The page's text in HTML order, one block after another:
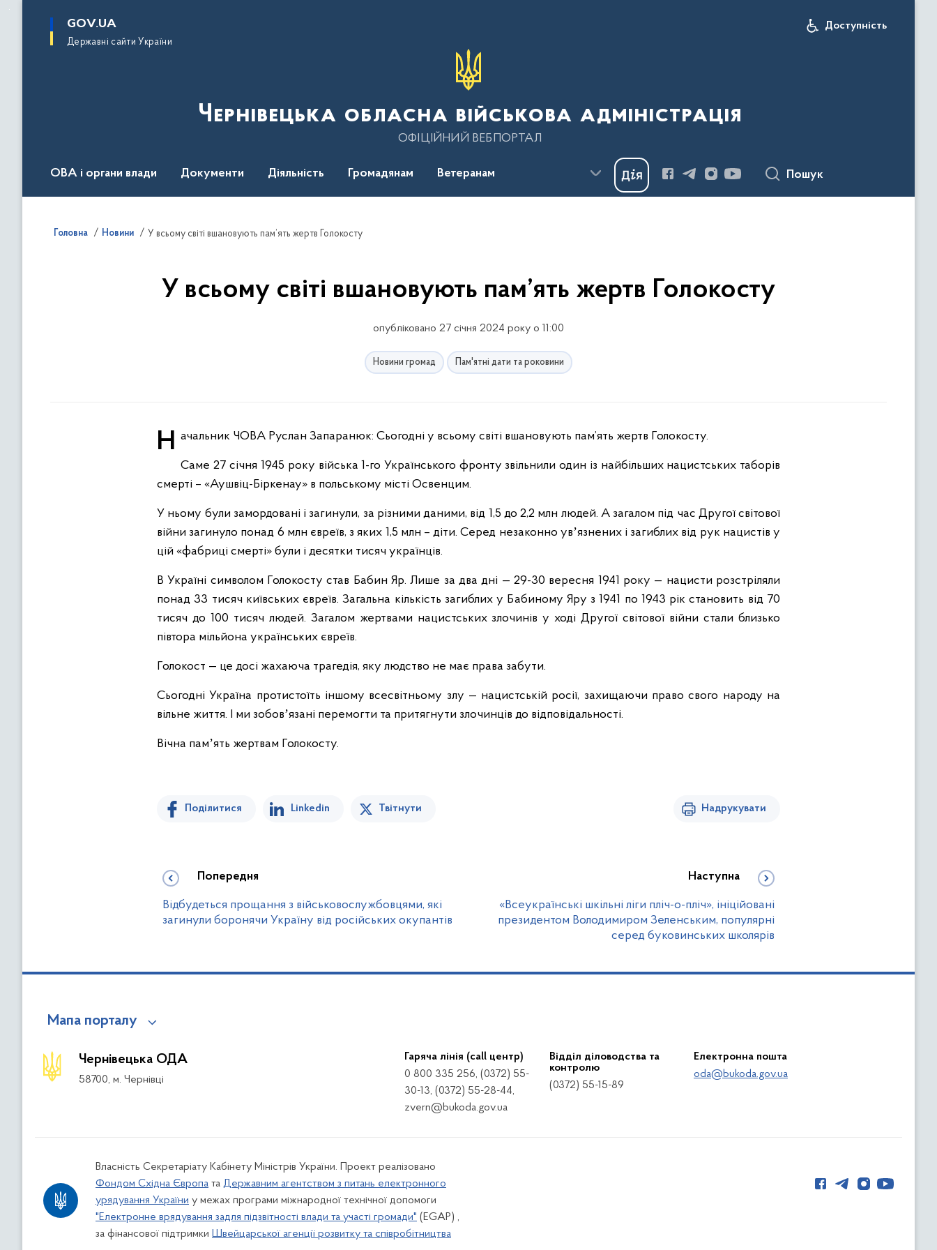
основного
GOV.UA
Державні сайти України
Доступність
Чернівецька обласна військова адміністрація
ОФІЦІЙНИЙ ВЕБПОРТАЛ
ОВА і органи влади Документи Діяльність Громадянам Ветеранам Пошук
Головна Новини У всьому світі вшановують пам’ять жертв Голокосту
У всьому світі вшановують пам’ять жертв Голокосту
опубліковано 27 січня 2024 року о 11:00
Новини громад Пам'ятні дати та роковини
Начальник ЧОВА Руслан Запаранюк: Сьогодні у всьому світі вшановують пам’ять жертв Голокосту.
Саме 27 січня 1945 року війська 1-го Українського фронту звільнили один із найбільших нацистських таборів
смерті – «Аушвіц-Біркенау» в польському місті Освенцим.
У ньому були замордовані і загинули, за різними даними, від 1,5 до 2,2 млн людей. А загалом під час Другої світової
війни загинуло понад 6 млн євреїв, з яких 1,5 млн – діти. Серед незаконно увʼязнених і загиблих від рук нацистів у
цій «фабриці смерті» були і десятки тисяч українців.
В Україні символом Голокосту став Бабин Яр. Лише за два дні — 29-30 вересня 1941 року — нацисти розстріляли
понад 33 тисяч київських євреїв. Загальна кількість загиблих у Бабиному Яру з 1941 по 1943 рік становить від 70
тисяч до 100 тисяч людей. Загалом жертвами нацистських злочинів у ході Другої світової війни стали близько
півтора мільйона українських євреїв.
Голокост — це досі жахаюча трагедія, яку людство не має права забути.
Сьогодні Україна протистоїть іншому всесвітньому злу — нацистській росії, захищаючи право свого народу на
вільне життя. І ми зобовʼязані перемогти та притягнути злочинців до відповідальності.
Вічна памʼять жертвам Голокосту.
Поділитися Linkedin Твітнути Надрукувати
Попередня
Відбудеться прощання з військовослужбовцями, які
загинули боронячи Україну від російських окупантів
Наступна
«Всеукраїнські шкільні ліги пліч-о-пліч», ініційовані
президентом Володимиром Зеленським, популярні
серед буковинських школярів
Мапа порталу
Чернівецька ОДА
58700, м. Чернівці
Гаряча лінія (call центр)
0 800 335 256, (0372) 55-
30-13, (0372) 55-28-44,
zvern@bukoda.gov.ua
Відділ діловодства та
контролю
(0372) 55-15-89
Електронна пошта
oda@bukoda.gov.ua
Власність Секретаріату Кабінету Міністрів України. Проект реалізовано
Фондом Східна Європа та Державним агентством з питань електронного
урядування України у межах програми міжнародної технічної допомоги
"Електронне врядування задля підзвітності влади та участі громади" (EGAP) ,
за фінансової підтримки Швейцарської агенції розвитку та співробітництва